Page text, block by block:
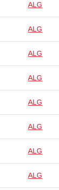
ALG
ALG
ALG
ALG
ALG
ALG
ALG
ALG